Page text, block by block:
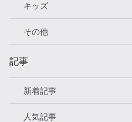
キッズ
その他
記事
新着記事
人気記事